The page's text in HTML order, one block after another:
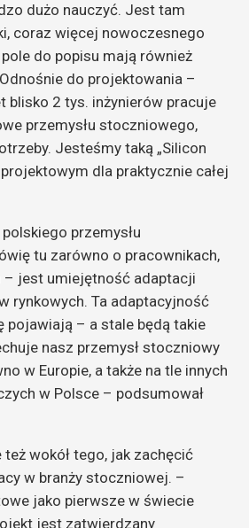
dużo nauczyć. Jest tam
coraz więcej nowoczesnego
do popisu mają również
do projektowania –
blisko 2 tys. inżynierów pracuje
przemysłu stoczniowego,
Jesteśmy taką „Silicon
dla praktycznie całej
przemysłu
tu zarówno o pracownikach,
– jest umiejętność adaptacji
rynkowych. Ta adaptacyjność
pojawiają – a stale będą takie
nasz przemysł stoczniowy
w Europie, a także na tle innych
w Polsce – podsumował
też wokół tego, jak zachęcić
w branży stoczniowej. –
jako pierwsze w świecie
jest zatwierdzany